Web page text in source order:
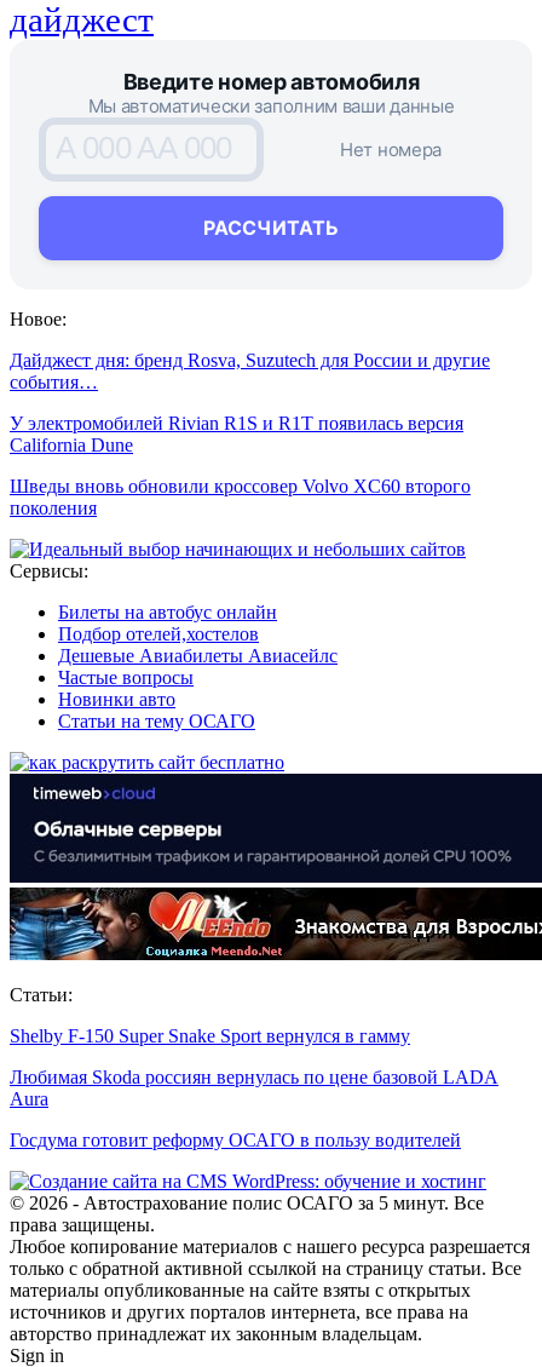
дайджест
Введите номер автомобиля
Мы автоматически заполним ваши данные
A 000 AA 000
РАССЧИТАТЬ
Нет номера
Новое:
Дайджест дня: бренд Rosva, Suzutech для России и другие
события…
У электромобилей Rivian R1S и R1T появилась версия
California Dune
Шведы вновь обновили кроссовер Volvo XC60 второго
поколения
Сервисы:
Билеты на автобус онлайн
Подбор отелей,хостелов
Дешевые Авиабилеты Авиасейлс
Частые вопросы
Новинки авто
Статьи на тему ОСАГО
Статьи:
Shelby F-150 Super Snake Sport вернулся в гамму
Любимая Skoda россиян вернулась по цене базовой LADA
Aura
Госдума готовит реформу ОСАГО в пользу водителей
© 2026 - Автострахование полис ОСАГО за 5 минут. Все
права защищены.
Любое копирование материалов с нашего ресурса разрешается
только с обратной активной ссылкой на страницу статьи. Все
материалы опубликованные на сайте взяты с открытых
источников и других порталов интернета, все права на
авторство принадлежат их законным владельцам.
Sign in